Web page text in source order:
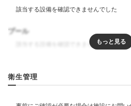
プール
エステ・マッサージ
衛生管理